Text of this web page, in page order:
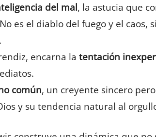
del mal, la astucia que
es el diablo del fuego y el caos,
encarna la tentación
común, un creyente sincero
y su tendencia natural al